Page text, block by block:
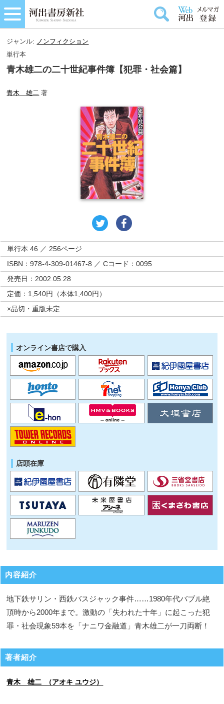
ジャンル: ノンフィクション
単行本
青木雄二の二十世紀事件簿【犯罪・社会篇】
青木 雄二 著
単行本 46 ／ 256ページ
ISBN：978-4-309-01467-8 ／ Cコード：0095
発売日：2002.05.28
定価：1,540円（本体1,400円）
×品切・重版未定
オンライン書店で購入
店頭在庫
内容紹介
地下鉄サリン・西鉄バスジャック事件……1980年代バブル絶
頂時から2000年まで。激動の「失われた十年」に起こった犯
罪・社会現象59本を「ナニワ金融道」青木雄二が一刀両断！
著者紹介
青木 雄二 （アオキ ユウジ）